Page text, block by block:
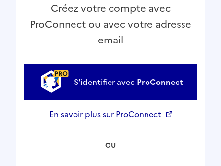
Créez votre compte avec
ProConnect ou avec votre adresse
email
S'identifier avec ProConnect
En savoir plus sur ProConnect
OU